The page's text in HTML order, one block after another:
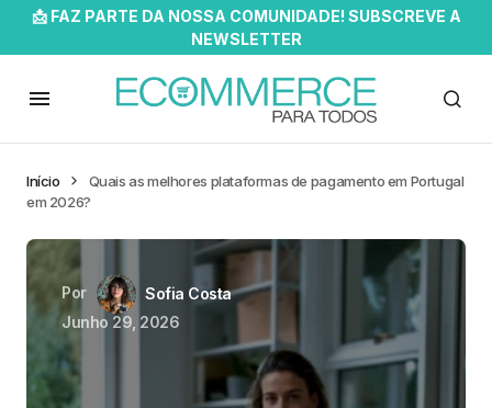
📩 FAZ PARTE DA NOSSA COMUNIDADE! SUBSCREVE A
NEWSLETTER
Início
Quais as melhores plataformas de pagamento em Portugal
em 2026?
Por
Sofia Costa
Junho 29, 2026